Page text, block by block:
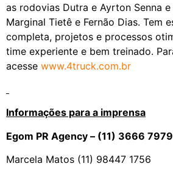
as rodovias Dutra e Ayrton Senna
Marginal Tietê e Fernão Dias. Tem
completa, projetos e processos
time experiente e bem treinado.
acesse www.4truck.com.br
Informações para a imprensa
Egom PR Agency – (11) 3666 7979
Marcela Matos (11) 98447 1756